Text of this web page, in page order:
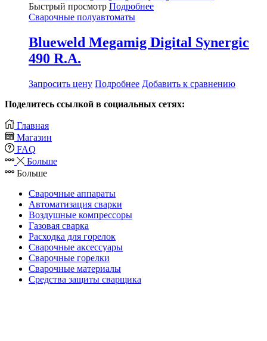
Быстрый просмотр Подробнее
Сварочные полуавтоматы
Blueweld Megamig Digital Synergic
490 R.A.
Запросить цену Подробнее Добавить к сравнению
Поделитесь ссылкой в социальных сетях:
Главная
Магазин
FAQ
Больше
Больше
Сварочные аппараты
Автоматизация сварки
Воздушные компрессоры
Газовая сварка
Расходка для горелок
Сварочные аксессуары
Сварочные горелки
Сварочные материалы
Средства защиты сварщика